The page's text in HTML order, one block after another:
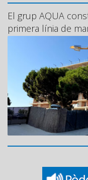
El grup AQUA
primera línia de